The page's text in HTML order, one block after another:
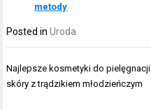
metody
Posted inUroda
Nawigacja
wpisu
Najlepsze kosmetyki do pielęgnacji
skóry z trądzikiem młodzieńczym